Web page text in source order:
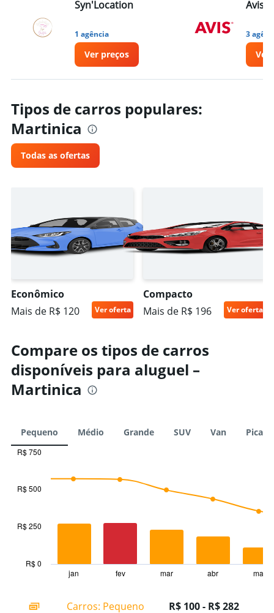
Syn'Location
1 agência
Ver preços
Avis
3
Ver
Tipos de carros populares:
Martinica
Todas as ofertas
Econômico
Mais de R$ 120
Ver oferta
Compacto
Mais de R$ 196
Ver oferta
Compare os tipos de carros
disponíveis para aluguel –
Martinica
Pequeno Médio Grande SUV Van Picape
with
has
displaying
jan fev mar abr mai
R$ 0
R$ 250
R$ 500
R$ 750
Carros: Pequeno R$ 100 - R$ 282